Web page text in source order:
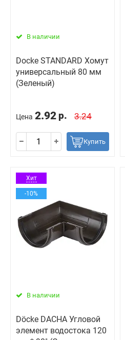
В наличии
Docke STANDARD Хомут
универсальный 80 мм
(Зеленый)
Цена 2.92 р. 3.24
Купить
Хит
-10%
В наличии
Döcke DACHA Угловой
элемент водостока 120